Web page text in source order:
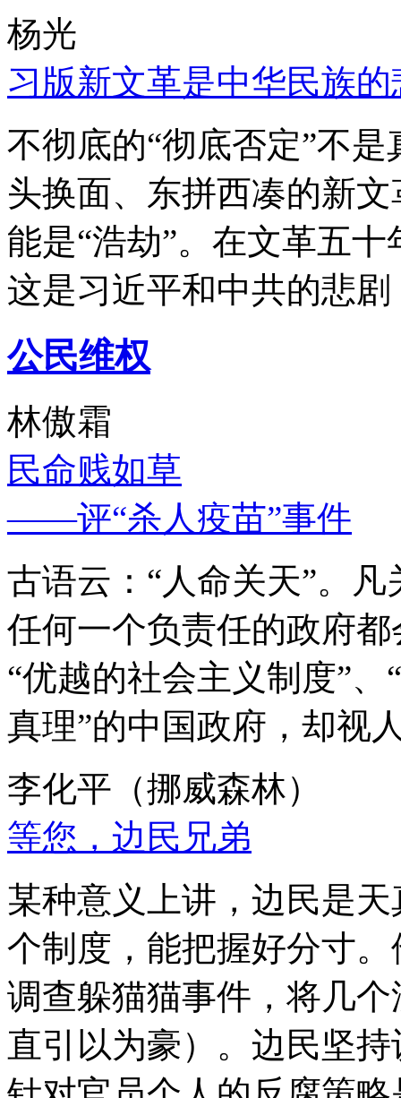
杨光
习版新文革是中华民族的
不彻底的“彻底否定”不
头换面、东拼西凑的新
能是“浩劫”。在文革五
这是习近平和中共的悲
公民维权
林傲霜
民命贱如草
——评“杀人疫苗”事件
古语云：“人命关天”。
任何一个负责任的政府
“优越的社会主义制度”
真理”的中国政府，却视
李化平（挪威森林）
等您，边民兄弟
某种意义上讲，边民是
个制度，能把握好分寸
调查躲猫猫事件，将几
直引以为豪）。边民坚